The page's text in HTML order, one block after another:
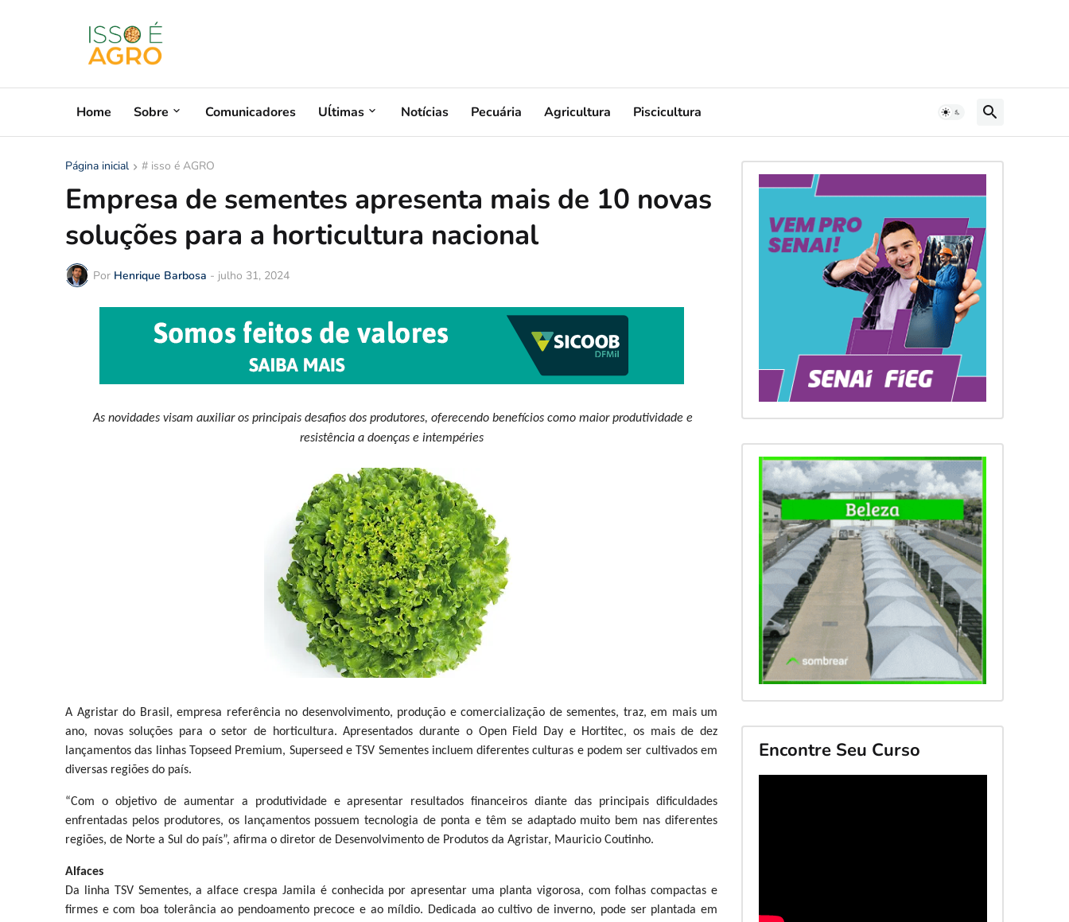
Home Sobre Comunicadores Uĺtimas Notícias Pecuária Agricultura Piscicultura
Página inicial # isso é AGRO
Empresa de sementes apresenta mais de 10 novas
soluções para a horticultura nacional
Por Henrique Barbosa - julho 31, 2024
As novidades visam auxiliar os principais desafios dos produtores, oferecendo benefícios como maior produtividade e
resistência a doenças e intempéries
A Agristar do Brasil, empresa referência no desenvolvimento, produção e comercialização de sementes, traz, em mais um
ano, novas soluções para o setor de horticultura. Apresentados durante o Open Field Day e Hortitec, os mais de dez
lançamentos das linhas Topseed Premium, Superseed e TSV Sementes incluem diferentes culturas e podem ser cultivados em
diversas regiões do país.
“Com o objetivo de aumentar a produtividade e apresentar resultados financeiros diante das principais dificuldades
enfrentadas pelos produtores, os lançamentos possuem tecnologia de ponta e têm se adaptado muito bem nas diferentes
regiões, de Norte a Sul do país”, afirma o diretor de Desenvolvimento de Produtos da Agristar, Mauricio Coutinho.
Alfaces
Da linha TSV Sementes, a alface crespa Jamila é conhecida por apresentar uma planta vigorosa, com folhas compactas e
firmes e com boa tolerância ao pendoamento precoce e ao míldio. Dedicada ao cultivo de inverno, pode ser plantada em
Encontre Seu Curso